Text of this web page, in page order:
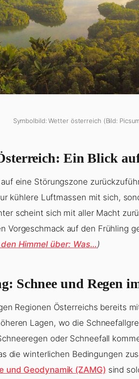
Symbolbild: Wetter österreich (Bild:
Ein Blick
eine Störungszone
kühlere Luftmassen mit sich,
scheint sich mit aller Macht
Vorgeschmack auf den Frühling
Himmel über: Was…)
Schnee und Regen
Regionen Österreichs bereits
Lagen, wo die
oder Schneefall
die winterlichen Bedingungen
und Geodynamik (ZAMG) sind